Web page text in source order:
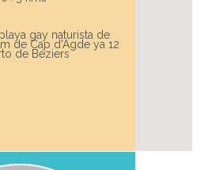
gay naturista de
de Cap d'Agde ya 12
de Béziers